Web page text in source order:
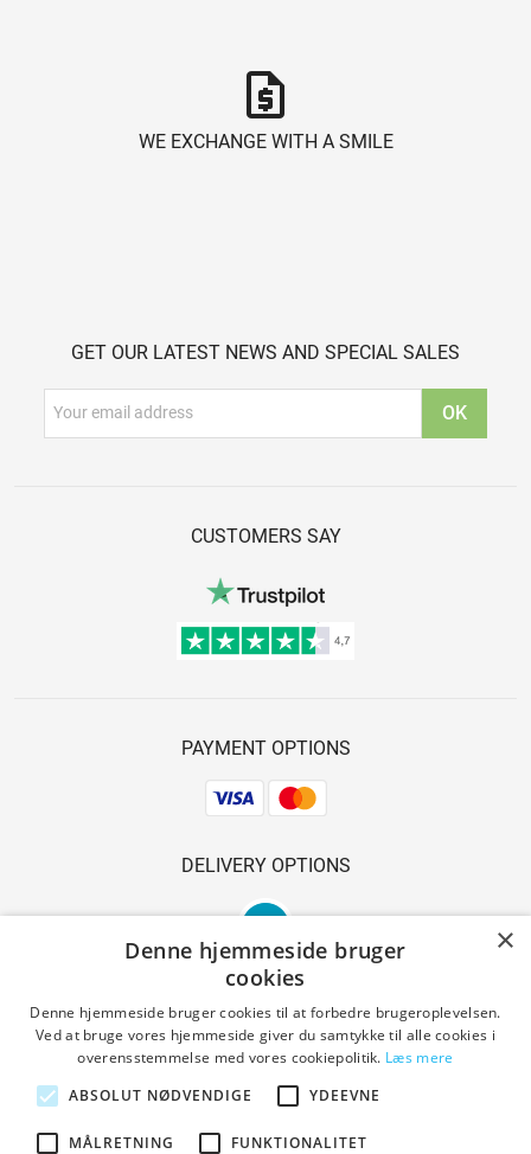
request_quote
WE EXCHANGE WITH A SMILE
GET OUR LATEST NEWS AND SPECIAL SALES
CUSTOMERS SAY
PAYMENT OPTIONS
DELIVERY OPTIONS
SAFE SHOPPING
Terms and conditions
×
Denne hjemmeside bruger
cookies
Denne hjemmeside bruger cookies til at forbedre brugeroplevelsen.
Ved at bruge vores hjemmeside giver du samtykke til alle cookies i
overensstemmelse med vores cookiepolitik. Læs mere
ABSOLUT NØDVENDIGE
YDEEVNE
MÅLRETNING FUNKTIONALITET